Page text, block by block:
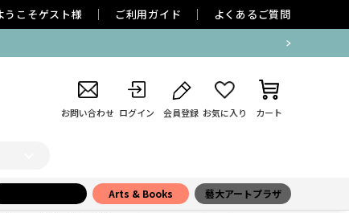
うこそゲスト様 ご利用ガイド よくあるご質問
お問い合わせ ログイン 会員登録 お気に入り カート
Arts & Books 藝大アートプラザ